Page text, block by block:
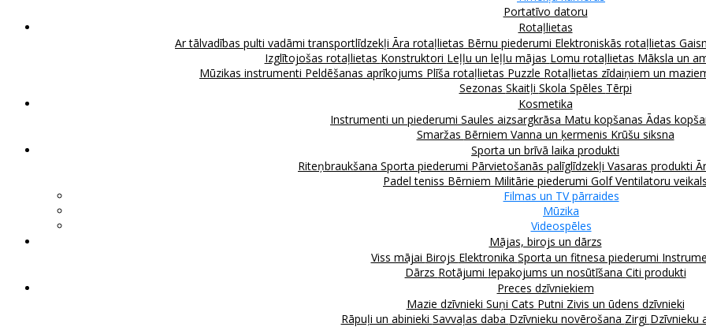
Portatīvo datoru
Rotaļlietas
Ar tālvadības pulti vadāmi transportlīdzekļi Āra rotaļlietas Bērnu piederumi Elektroniskās rotaļlietas
Izglītojošas rotaļlietas Konstruktori Leļļu un leļļu mājas Lomu rotaļlietas Māksla un
Mūzikas instrumenti Peldēšanas aprīkojums Plīša rotaļlietas Puzzle Rotaļlietas zīdaiņiem un
Sezonas Skaitļi Skola Spēles Tērpi
Kosmetika
Instrumenti un piederumi Saules aizsargkrāsa Matu kopšanas Ādas
Smaržas Bērniem Vanna un ķermenis Krūšu siksna
Sporta un brīvā laika produkti
Riteņbraukšana Sporta piederumi Pārvietošanās palīglīdzekļi Vasaras produkti
Padel teniss Bērniem Militārie piederumi GolfVentilatoru veikals
Filmas un TV pārraides
Mūzika
Videospēles
Mājas, birojs un dārzs
Viss mājai Birojs Elektronika Sporta un fitnesa piederumi
Dārzs Rotājumi Iepakojums un nosūtīšana Citi produkti
Preces dzīvniekiem
Mazie dzīvnieki Suņi Cats Putni Zivis un ūdens dzīvnieki
Rāpuļi un abinieki Savvaļas daba Dzīvnieku novērošana Zirgi Dzīvnieku